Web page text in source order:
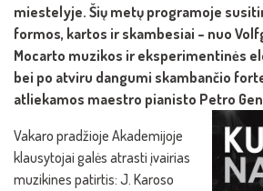
miestelyje. Šių metų programoje
formos, kartos ir skambesiai – nuo
Mocarto muzikos ir eksperimentinės
bei po atviru dangumi skambančio
atliekamos maestro pianisto Petro
Vakaro pradžioje Akademijoje
klausytojai galės atrasti įvairias
muzikines patirtis: J. Karoso